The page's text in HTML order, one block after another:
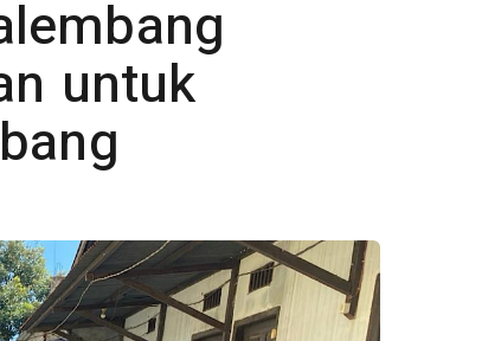
untuk